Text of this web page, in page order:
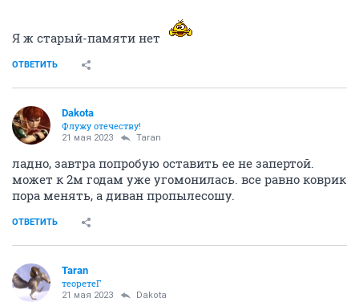
Я ж старый-памяти нет
ОТВЕТИТЬ
Dаkota
Флужу отечеству!
21 мая 2023 Taran
ладно, завтра попробую оставить ее не запертой.
может к 2м годам уже угомонилась. все равно коврик
пора менять, а диван пропылесошу.
ОТВЕТИТЬ
Taran
теоретеГ
21 мая 2023 Dаkota